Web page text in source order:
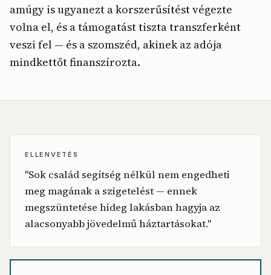
amúgy is ugyanezt a korszerűsítést végezte
volna el, és a támogatást tiszta transzferként
veszi fel — és a szomszéd, akinek az adója
mindkettőt finanszírozta.
ELLENVETÉS
"Sok család segítség nélkül nem engedheti
meg magának a szigetelést — ennek
megszüntetése hideg lakásban hagyja az
alacsonyabb jövedelmű háztartásokat."